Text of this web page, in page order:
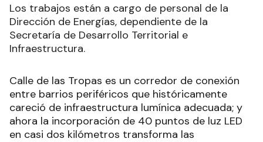
Los trabajos están a cargo de personal de la
Dirección de Energías, dependiente de la
Secretaría de Desarrollo Territorial e
Infraestructura.
Calle de las Tropas es un corredor de conexión
entre barrios periféricos que históricamente
careció de infraestructura lumínica adecuada; y
ahora la incorporación de 40 puntos de luz LED
en casi dos kilómetros transforma las